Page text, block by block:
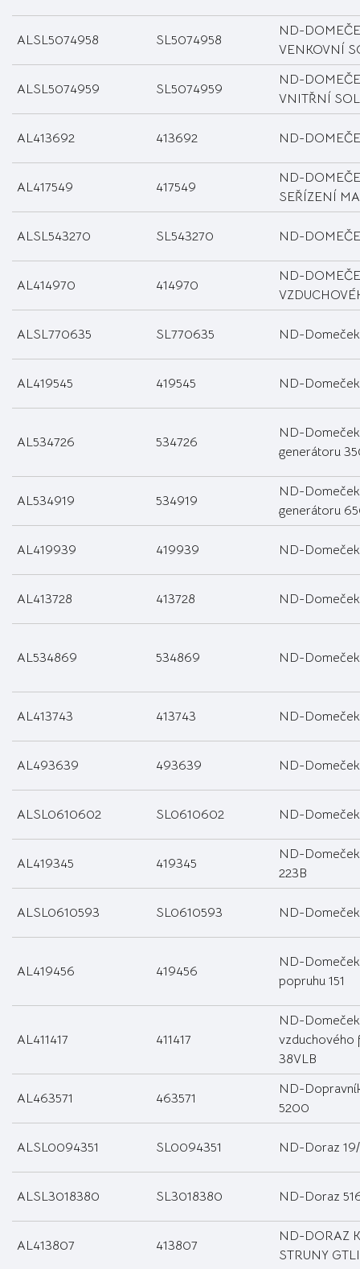
ALSL5074958 SL5074958
ND-
VENKOVNÍ
ALSL5074959 SL5074959
ND-
VNITŘNÍ
AL413692 413692 ND-
AL417549 417549
ND-
SEŘÍZENÍ
ALSL543270 SL543270 ND-
AL414970 414970
ND-
ALSL770635 SL770635 ND-Domeček
AL419545 419545 ND-
AL534726 534726
ND-Domeček
generátoru
AL534919 534919
ND-Domeček
generátoru
AL419939 419939 ND-
AL413728 413728 ND-
AL534869 534869 ND-
AL413743 413743 ND-
AL493639 493639 ND-
ALSL0610602 SL0610602 ND-
AL419345 419345
ND-
223B
ALSL0610593 SL0610593 ND-
AL419456 419456
ND-
popruhu 151
AL411417 411417
ND-Domeček
vzduchového
38VLB
AL463571 463571
ND-
5200
ALSL0094351 SL0094351 ND-Doraz
ALSL3018380 SL3018380 ND-Doraz
AL413807 413807
ND-DORAZ
STRUNY